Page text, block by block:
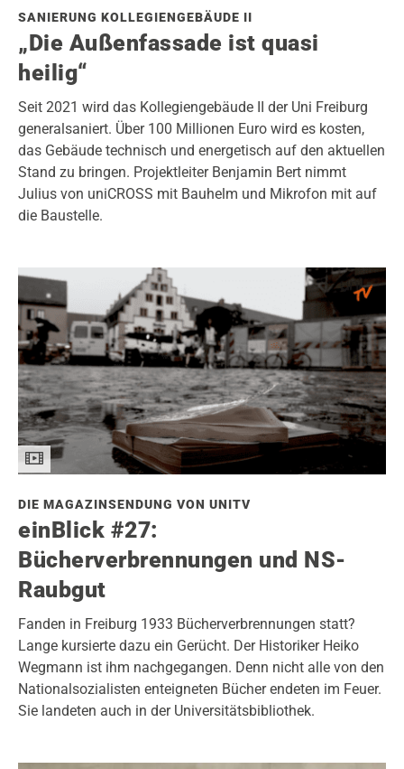
SANIERUNG KOLLEGIENGEBÄUDE II
„Die Außenfassade ist quasi
heilig“
Seit 2021 wird das Kollegiengebäude II der Uni Freiburg
generalsaniert. Über 100 Millionen Euro wird es kosten,
das Gebäude technisch und energetisch auf den aktuellen
Stand zu bringen. Projektleiter Benjamin Bert nimmt
Julius von uniCROSS mit Bauhelm und Mikrofon mit auf
die Baustelle.
DIE MAGAZINSENDUNG VON UNITV
einBlick #27:
Bücherverbrennungen und NS-
Raubgut
Fanden in Freiburg 1933 Bücherverbrennungen statt?
Lange kursierte dazu ein Gerücht. Der Historiker Heiko
Wegmann ist ihm nachgegangen. Denn nicht alle von den
Nationalsozialisten enteigneten Bücher endeten im Feuer.
Sie landeten auch in der Universitätsbibliothek.